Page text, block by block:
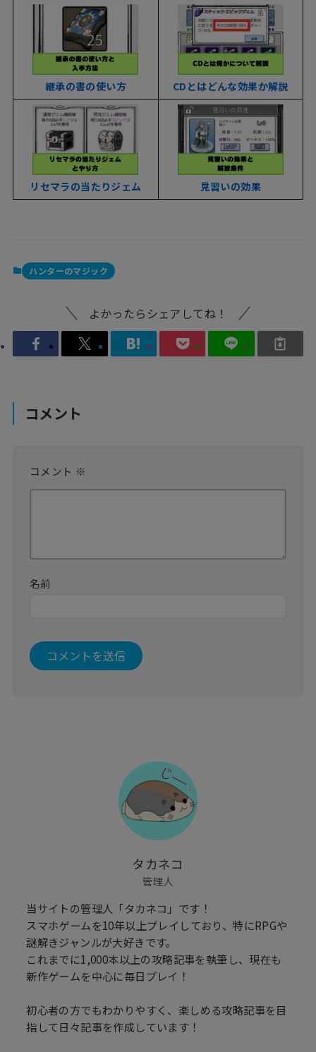
継承の書の使い方 CDとはどんな効果か解説
リセマラの当たりジェム 見習いの効果
ハンターのマジック
よかったらシェアしてね！
コメント
コメント ※
名前
タカネコ
管理人
当サイトの管理人「タカネコ」です！
スマホゲームを10年以上プレイしており、特にRPGや
謎解きジャンルが大好きです。
これまでに1,000本以上の攻略記事を執筆し、現在も
新作ゲームを中心に毎日プレイ！
初心者の方でもわかりやすく、楽しめる攻略記事を目
指して日々記事を作成しています！